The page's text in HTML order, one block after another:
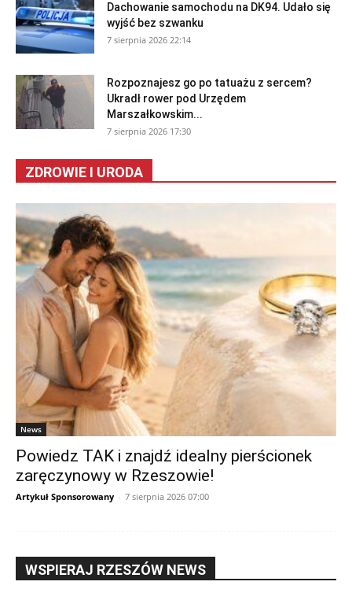
Dachowanie samochodu na DK94. Udało się
wyjść bez szwanku
7 sierpnia 2026 22:14
Rozpoznajesz go po tatuażu z sercem?
Ukradł rower pod Urzędem
Marszałkowskim...
7 sierpnia 2026 17:30
ZDROWIE I URODA
News
Powiedz TAK i znajdź idealny pierścionek
zaręczynowy w Rzeszowie!
Artykuł Sponsorowany - 7 sierpnia 2026 07:00
WSPIERAJ RZESZÓW NEWS